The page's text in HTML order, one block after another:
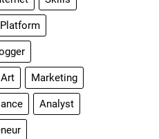
Platform
Art Marketing
Analyst